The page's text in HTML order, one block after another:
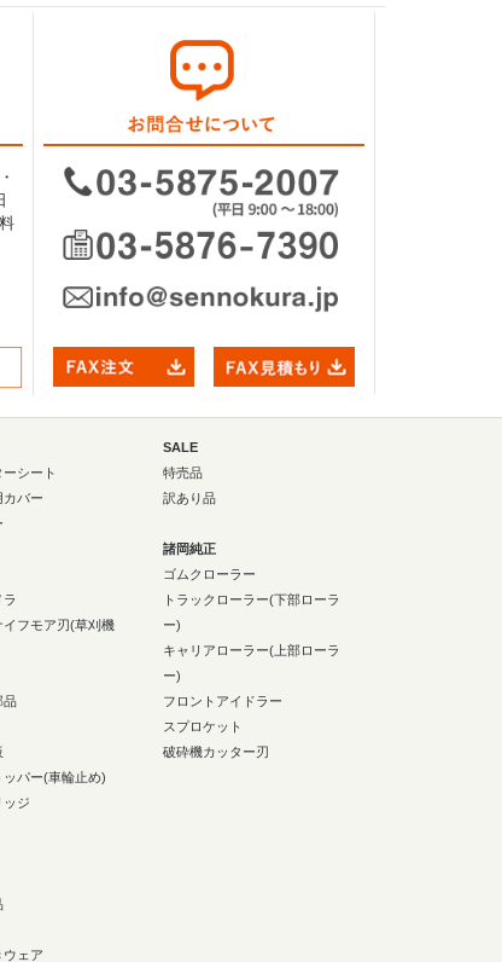
シート
カバー
イフモア刃(草刈機
品
ッパー(車輪止め)
ッジ
ウェア
SALE
特売品
訳あり品
諸岡純正
ゴムクローラー
トラックローラー(下部ローラ
ー)
キャリアローラー(上部ローラ
ー)
フロントアイドラー
スプロケット
破砕機カッター刃